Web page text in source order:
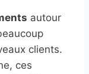
autour
clients.
ces